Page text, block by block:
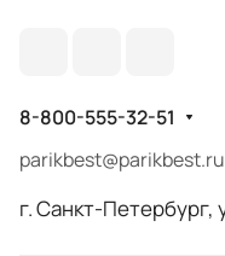
8-800-555-32-51
parikbest@parikbest.ru
г. Санкт-Петербург,